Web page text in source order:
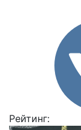
Рейтинг: